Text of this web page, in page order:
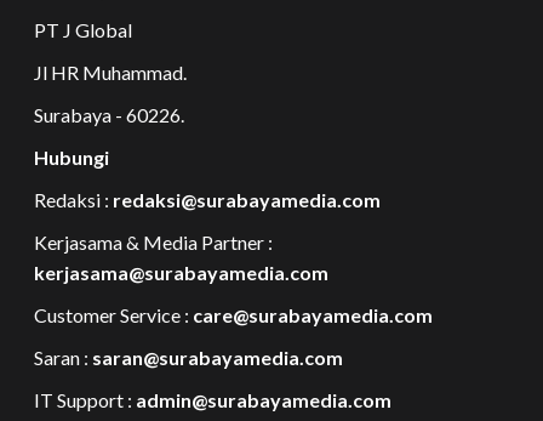
PT J Global
Jl HR Muhammad.
Surabaya - 60226.
Hubungi
Redaksi : redaksi@surabayamedia.com
Kerjasama & Media Partner :
kerjasama@surabayamedia.com
Customer Service : care@surabayamedia.com
Saran : saran@surabayamedia.com
IT Support : admin@surabayamedia.com